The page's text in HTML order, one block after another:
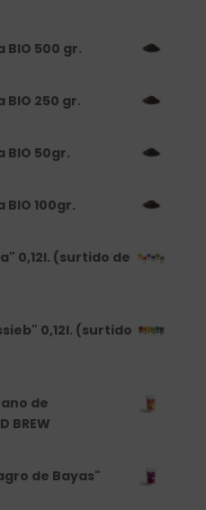
BIO 500 gr.
250 gr.
BIO 50gr.
100gr.
0,12l. (surtido de
0,12l. (surtido
de
BREW
de Bayas"